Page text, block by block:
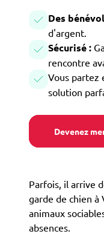
Des
d'argent.
Sécurisé :
rencontre
Vous partez
solution
Devenez
Parfois, il arrive
garde de chien à
animaux
absences.